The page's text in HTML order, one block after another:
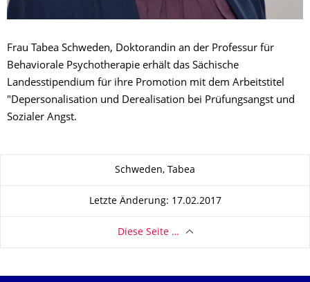
Frau Tabea Schweden, Doktorandin an der Professur für
Behaviorale Psychotherapie erhält das Sächische
Landesstipendium für ihre Promotion mit dem Arbeitstitel
"Depersonalisation und Derealisation bei Prüfungsangst und
Sozialer Angst.
Schweden, Tabea
Letzte Änderung: 17.02.2017
Diese Seite …